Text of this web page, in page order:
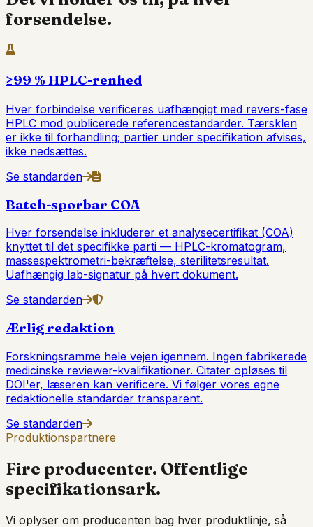
forsendelse.
≥99 % HPLC-renhed
Hver forbindelse verificeres uafhængigt med revers-fase
HPLC mod publicerede referencestandarder. Tærsklen
er ikke til forhandling; partier under specifikation afvises,
ikke nedsættes.
Se standarden
Batch-sporbar COA
Hver forsendelse inkluderer et analysecertifikat (COA)
knyttet til det specifikke parti — HPLC-kromatogram,
massespektrometri-bekræftelse, sterilitetsresultat.
Uafhængig lab-signatur på hvert dokument.
Se standarden
Ærlig redaktion
Forskningsramme hele vejen igennem. Ingen fabrikerede
medicinske reviewer-kvalifikationer. Citater opløses til
DOI'er, læseren kan verificere. Vi følger vores egne
redaktionelle standarder transparent.
Se standarden
Produktionspartnere
Fire producenter. Offentlige
specifikationsark.
Vi oplyser om producenten bag hver produktlinje, så